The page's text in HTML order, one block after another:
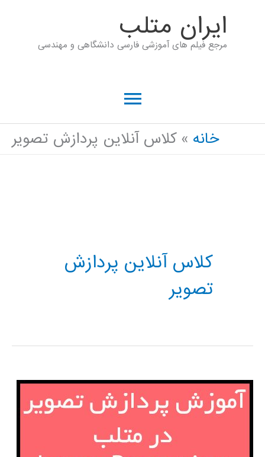
ايران متلب
مرجع فیلم های آموزشی فارسی دانشگاهی و مهندسی
فهرست
اصلی
خانه کلاس آنلاین پردازش تصویر
کلاس آنلاین پردازش
تصویر